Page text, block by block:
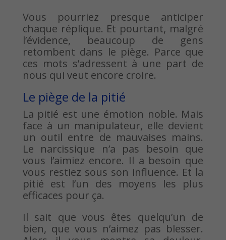
Vous pourriez presque anticiper
chaque réplique. Et pourtant, malgré
l’évidence, beaucoup de gens
retombent dans le piège. Parce que
ces mots s’adressent à une part de
nous qui veut encore croire.
Le piège de la pitié
La pitié est une émotion noble. Mais
face à un manipulateur, elle devient
un outil entre de mauvaises mains.
Le narcissique n’a pas besoin que
vous l’aimiez encore. Il a besoin que
vous restiez sous son influence. Et la
pitié est l’un des moyens les plus
efficaces pour ça.
Il sait que vous êtes quelqu’un de
bien, que vous n’aimez pas blesser.